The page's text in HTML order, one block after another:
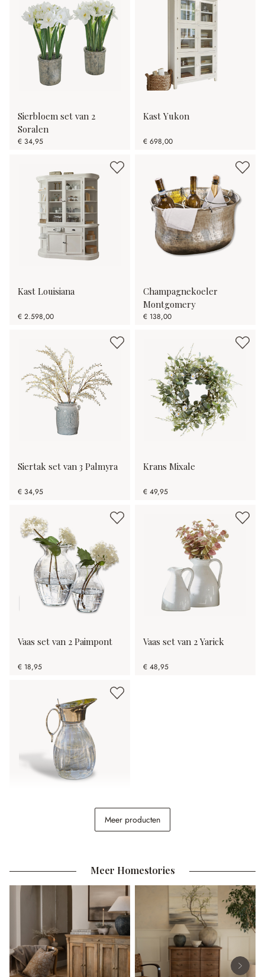
Sierbloem set van 2
Soralen
€ 34,95
Kast Yukon
€ 698,00
Kast Louisiana
€ 2.598,00
Champagnekoeler
Montgomery
€ 138,00
Siertak set van 3 Palmyra
€ 34,95
Krans Mixale
€ 49,95
Vaas set van 2 Paimpont
€ 18,95
Vaas set van 2 Yarick
€ 48,95
Meer producten
Meer Homestories